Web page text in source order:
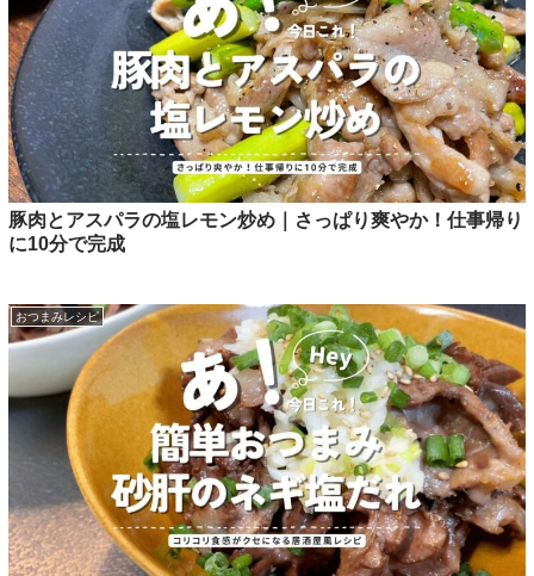
豚肉とアスパラの塩レモン炒め｜さっぱり爽やか！仕事帰り
に10分で完成
おつまみレシピ